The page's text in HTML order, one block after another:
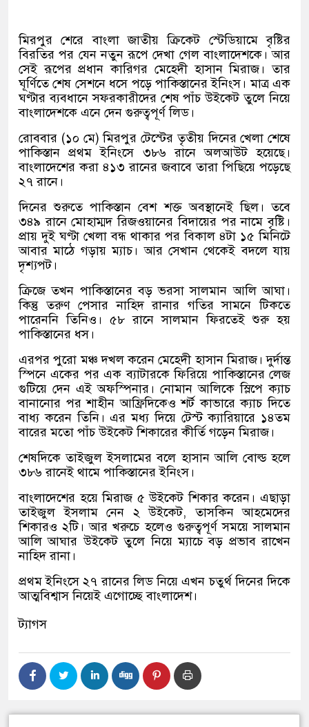
মিরপুর শেরে বাংলা জাতীয় ক্রিকেট স্টেডিয়ামে বৃষ্টির
বিরতির পর যেন নতুন রূপে দেখা গেল বাংলাদেশকে। আর
সেই রূপের প্রধান কারিগর মেহেদী হাসান মিরাজ। তার
ঘূর্ণিতে শেষ সেশনে ধসে পড়ে পাকিস্তানের ইনিংস। মাত্র এক
ঘণ্টার ব্যবধানে সফরকারীদের শেষ পাঁচ উইকেট তুলে নিয়ে
বাংলাদেশকে এনে দেন গুরুত্বপূর্ণ লিড।
রোববার (১০ মে) মিরপুর টেস্টের তৃতীয় দিনের খেলা শেষে
পাকিস্তান প্রথম ইনিংসে ৩৮৬ রানে অলআউট হয়েছে।
বাংলাদেশের করা ৪১৩ রানের জবাবে তারা পিছিয়ে পড়েছে
২৭ রানে।
দিনের শুরুতে পাকিস্তান বেশ শক্ত অবস্থানেই ছিল। তবে
৩৪৯ রানে মোহাম্মদ রিজওয়ানের বিদায়ের পর নামে বৃষ্টি।
প্রায় দুই ঘণ্টা খেলা বন্ধ থাকার পর বিকাল ৪টা ১৫ মিনিটে
আবার মাঠে গড়ায় ম্যাচ। আর সেখান থেকেই বদলে যায়
দৃশ্যপট।
ক্রিজে তখন পাকিস্তানের বড় ভরসা সালমান আলি আঘা।
কিন্তু তরুণ পেসার নাহিদ রানার গতির সামনে টিকতে
পারেননি তিনিও। ৫৮ রানে সালমান ফিরতেই শুরু হয়
পাকিস্তানের ধস।
এরপর পুরো মঞ্চ দখল করেন মেহেদী হাসান মিরাজ। দুর্দান্ত
স্পিনে একের পর এক ব্যাটারকে ফিরিয়ে পাকিস্তানের লেজ
গুটিয়ে দেন এই অফস্পিনার। নোমান আলিকে স্লিপে ক্যাচ
বানানোর পর শাহীন আফ্রিদিকেও শর্ট কাভারে ক্যাচ দিতে
বাধ্য করেন তিনি। এর মধ্য দিয়ে টেস্ট ক্যারিয়ারে ১৪তম
বারের মতো পাঁচ উইকেট শিকারের কীর্তি গড়েন মিরাজ।
শেষদিকে তাইজুল ইসলামের বলে হাসান আলি বোল্ড হলে
৩৮৬ রানেই থামে পাকিস্তানের ইনিংস।
বাংলাদেশের হয়ে মিরাজ ৫ উইকেট শিকার করেন। এছাড়া
তাইজুল ইসলাম নেন ২ উইকেট, তাসকিন আহমেদের
শিকারও ২টি। আর খরুচে হলেও গুরুত্বপূর্ণ সময়ে সালমান
আলি আঘার উইকেট তুলে নিয়ে ম্যাচে বড় প্রভাব রাখেন
নাহিদ রানা।
প্রথম ইনিংসে ২৭ রানের লিড নিয়ে এখন চতুর্থ দিনের দিকে
আত্মবিশ্বাস নিয়েই এগোচ্ছে বাংলাদেশ।
ট্যাগস